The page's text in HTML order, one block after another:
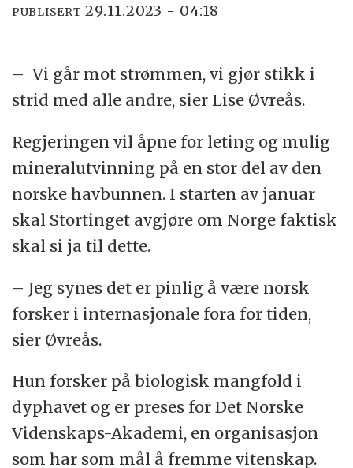
PUBLISERT 29.11.2023 - 04:18
– Vi går mot strømmen, vi gjør stikk i
strid med alle andre, sier Lise Øvreås.
Regjeringen vil åpne for leting og mulig
mineralutvinning på en stor del av den
norske havbunnen. I starten av januar
skal Stortinget avgjøre om Norge faktisk
skal si ja til dette.
– Jeg synes det er pinlig å være norsk
forsker i internasjonale fora for tiden,
sier Øvreås.
Hun forsker på biologisk mangfold i
dyphavet og er preses for Det Norske
Videnskaps-Akademi, en organisasjon
som har som mål å fremme vitenskap.